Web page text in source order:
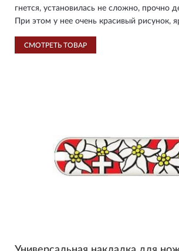
гнется, установилась не сложно, прочно
При этом у нее очень красивый рисунок,
СМОТРЕТЬ ТОВАР